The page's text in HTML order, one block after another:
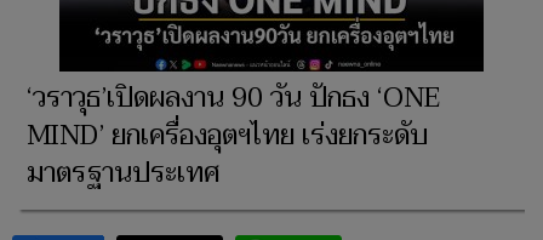
‘วราวุธ’เปิดผลงาน 90 วัน ปักธง ‘ONE
MIND’ ยกเครื่องอุตฯไทย เร่งยกระดับ
มาตรฐานประเทศ